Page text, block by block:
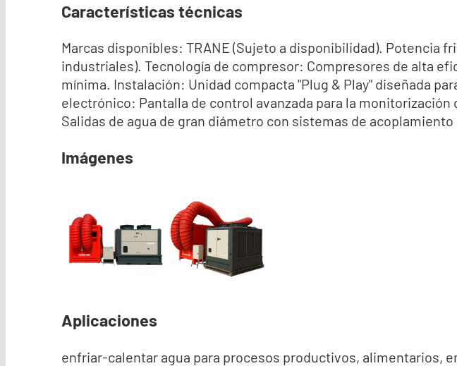
Características técnicas
Marcas disponibles: TRANE (Sujeto a disponibilidad). Potencia
industriales). Tecnología de compresor: Compresores de alta
mínima. Instalación: Unidad compacta "Plug & Play" diseñada
electrónico: Pantalla de control avanzada para la
Salidas de agua de gran diámetro con sistemas de
Imágenes
Aplicaciones
enfriar-calentar agua para procesos productivos, alimentarios,